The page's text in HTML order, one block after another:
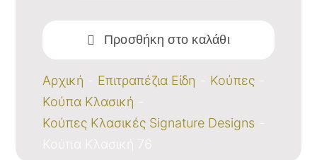
76
ποσότητα
Προσθήκη στο καλάθι
Αρχική Επιτραπέζια Είδη
Κούπες
Κούπα Κλασική
Κούπες Κλασικές Signature Designs